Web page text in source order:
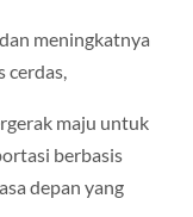
meningkatnya
cerdas,
maju untuk
berbasis
depan yang